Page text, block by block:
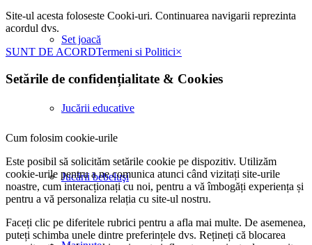
Set joacă
Jucării educative
Jucării bebeluşi
Site-ul acesta foloseste Cooki-uri. Continuarea navigarii reprezinta
acordul dvs.
SUNT DE ACORDTermeni si Politici×
Setările de confidențialitate & Cookies
Cum folosim cookie-urile
Este posibil să solicităm setările cookie pe dispozitiv. Utilizăm
cookie-urile pentru a ne comunica atunci când vizitați site-urile
noastre, cum interacționați cu noi, pentru a vă îmbogăți experiența și
pentru a vă personaliza relația cu site-ul nostru.
Faceți clic pe diferitele rubrici pentru a afla mai multe. De asemenea,
puteți schimba unele dintre preferințele dvs. Rețineți că blocarea